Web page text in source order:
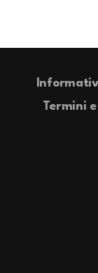
Termini